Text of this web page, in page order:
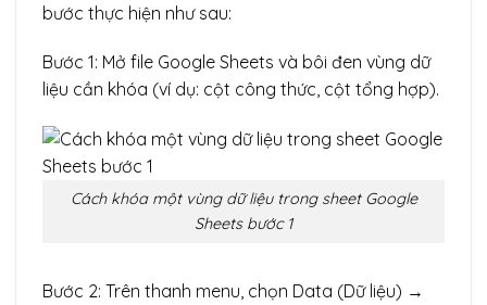
bước thực hiện như sau:
Bước 1: Mở file Google Sheets và bôi đen vùng dữ
liệu cần khóa (ví dụ: cột công thức, cột tổng hợp).
Cách khóa một vùng dữ liệu trong sheet Google
Sheets bước 1
Bước 2: Trên thanh menu, chọn Data (Dữ liệu) →